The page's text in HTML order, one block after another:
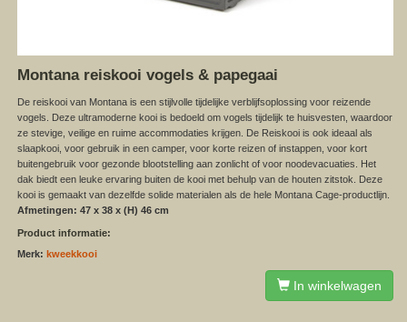
Montana reiskooi vogels & papegaai
De reiskooi van Montana is een stijlvolle tijdelijke verblijfsoplossing voor reizende
vogels. Deze ultramoderne kooi is bedoeld om vogels tijdelijk te huisvesten, waardoor
ze stevige, veilige en ruime accommodaties krijgen. De Reiskooi is ook ideaal als
slaapkooi, voor gebruik in een camper, voor korte reizen of instappen, voor kort
buitengebruik voor gezonde blootstelling aan zonlicht of voor noodevacuaties. Het
dak biedt een leuke ervaring buiten de kooi met behulp van de houten zitstok. Deze
kooi is gemaakt van dezelfde solide materialen als de hele Montana Cage-productlijn.
Afmetingen: 47 x 38 x (H) 46 cm
Product informatie:
Merk:kweekkooi
In winkelwagen